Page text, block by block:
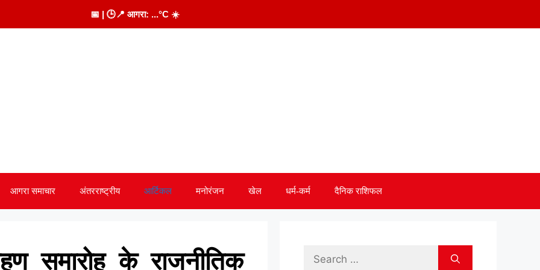
📅 | 🕒📍 आगरा: ...°C ☀️
आगरा समाचार अंतरराष्ट्रीय आर्टिकल मनोरंजन खेल धर्म-कर्म दैनिक राशिफल
समारोह के राजनीतिक
Search